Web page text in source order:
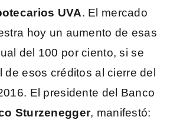
UVA. El mercado
hoy un aumento de esas
del 100 por ciento, si se
de esos créditos al cierre del
El presidente del Banco
Sturzenegger, manifestó: